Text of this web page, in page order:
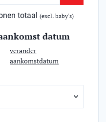
totaal(excl. baby's)
datum
verander
aankomstdatum